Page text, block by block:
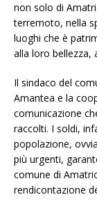
non solo di
terremoto, nella
luoghi che è
alla loro bellezza,
Il sindaco del
Amantea e la
comunicazione
raccolti. I soldi,
popolazione,
più urgenti,
comune di
rendicontazione